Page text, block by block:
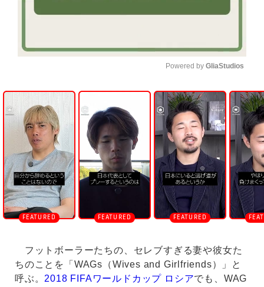
U
n
m
u
t
e
Powered by GliaStudios
フットボーラーたちの、セレブすぎる妻や彼女た
ちのことを「WAGs（Wives and Girlfriends）」と
呼ぶ。2018 FIFAワールドカップ ロシアでも、WAG